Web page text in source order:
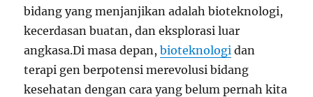
bidang yang menjanjikan adalah bioteknologi,
kecerdasan buatan, dan eksplorasi luar
angkasa.Di masa depan,bioteknologi dan
terapi gen berpotensi merevolusi bidang
kesehatan dengan cara yang belum pernah kita